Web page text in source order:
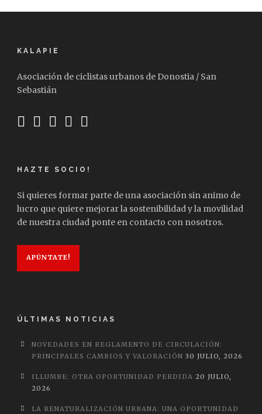
KALAPIE
Asociación de ciclistas urbanos de Donostia / San
Sebastián
HAZTE SOCIO!
Si quieres formar parte de una asociación sin animo de
lucro que quiere mejorar la sostenibilidad y la movilidad
de nuestra ciudad ponte en contacto con nosotros.
APÚNTATE!
ÚLTIMAS NOTICIAS
NOVEDADES EN REGLAMENTO DE CIRCULACIÓN:
PRINCIPALES CAMBIOS Y VALORACIÓN 30 JULIO, 2026
ILLUMBE: OTRA OPORTUNIDAD PERDIDA 20 JULIO,
2026
LA RENATURALIZACIÓN URBANA: UNA OPORTUNIDAD